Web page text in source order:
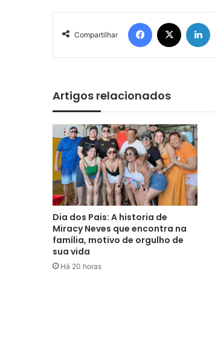
Compartilhar
Artigos relacionados
Dia dos Pais: A historia de
Miracy Neves que encontra na
família, motivo de orgulho de
sua vida
Há 20 horas